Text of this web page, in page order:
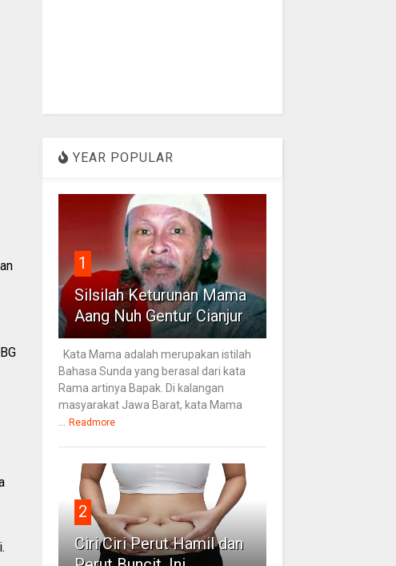
YEAR POPULAR
1
Silsilah Keturunan Mama
Aang Nuh Gentur Cianjur
Kata Mama adalah merupakan istilah
Bahasa Sunda yang berasal dari kata
Rama artinya Bapak. Di kalangan
masyarakat Jawa Barat, kata Mama
... Readmore
2
Ciri Ciri Perut Hamil dan